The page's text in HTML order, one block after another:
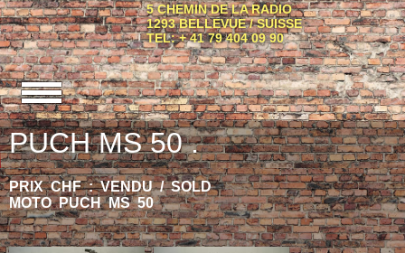
5 CHEMIN DE LA RADIO
1293 BELLEVUE / SUISSE
TEL: + 41 79 404 09 90
PUCH MS 50 .
PRIX CHF : VENDU / SOLD
MOTO PUCH MS 50